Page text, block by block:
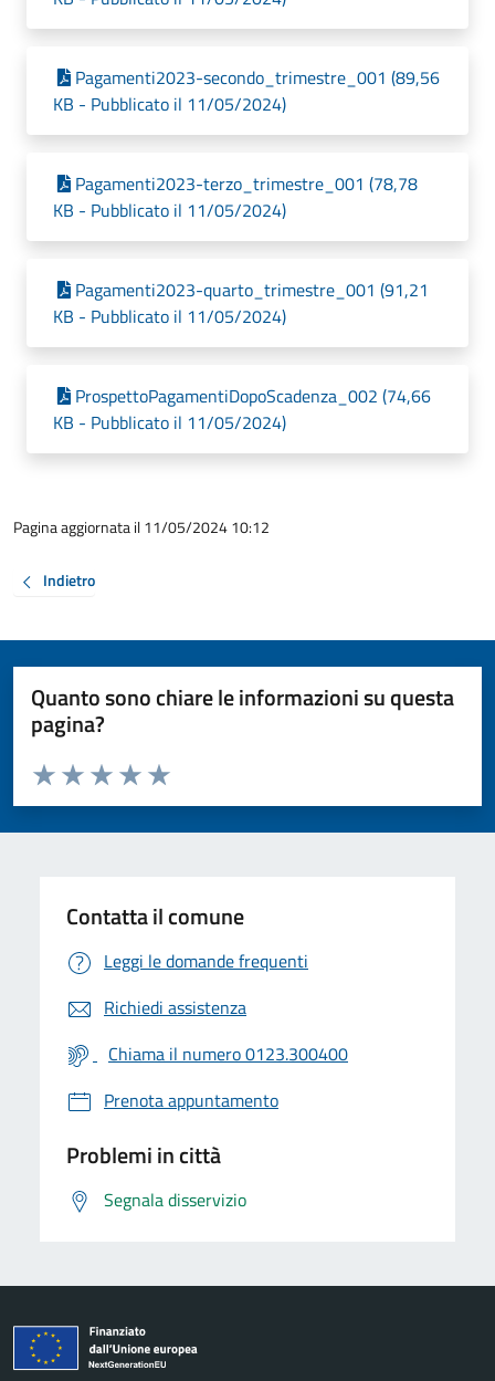
Pagamenti2023-secondo_trimestre_001 (89,56
KB - Pubblicato il 11/05/2024)
Pagamenti2023-terzo_trimestre_001 (78,78
KB - Pubblicato il 11/05/2024)
Pagamenti2023-quarto_trimestre_001 (91,21
KB - Pubblicato il 11/05/2024)
ProspettoPagamentiDopoScadenza_002 (74,66
KB - Pubblicato il 11/05/2024)
Pagina aggiornata il 11/05/2024 10:12
Indietro
Quanto sono chiare le informazioni su questa
pagina?
Valuta da 1 a 5 stelle la pagina
Valuta 5 stelle su 5
Valuta 4 stelle su 5
Valuta 3 stelle su 5
Valuta 2 stelle su 5
Valuta 1 stelle su 5
Contatta il comune
Leggi le domande frequenti
Richiedi assistenza
Chiama il numero 0123.300400
Prenota appuntamento
Problemi in città
Segnala disservizio